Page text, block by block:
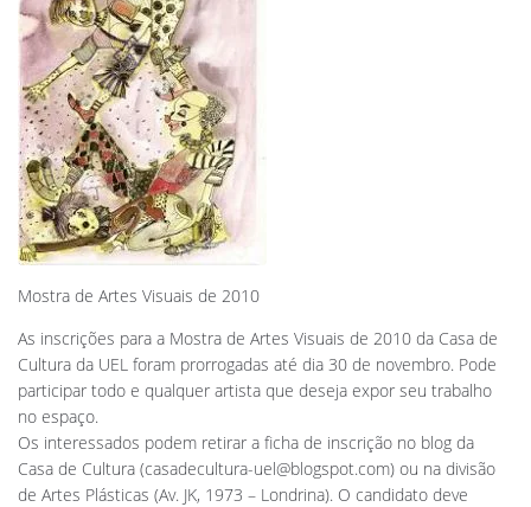
Mostra de Artes Visuais de 2010
As inscrições para a Mostra de Artes Visuais de 2010 da Casa de
Cultura da UEL foram prorrogadas até dia 30 de novembro. Pode
participar todo e qualquer artista que deseja expor seu trabalho
no espaço.
Os interessados podem retirar a ficha de inscrição no blog da
Casa de Cultura (casadecultura-uel@blogspot.com) ou na divisão
de Artes Plásticas (Av. JK, 1973 – Londrina). O candidato deve